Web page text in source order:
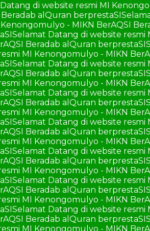
di website resmi MI
alQuran berprestaSI
- MIKN BerAQSI
Selamat Datang di website resmi
Beradab alQuran berprestaSI
MI Kenongomulyo - MIKN
Selamat Datang di website resmi
Beradab alQuran berprestaSI
MI Kenongomulyo - MIKN
Selamat Datang di website resmi
Beradab alQuran berprestaSI
MI Kenongomulyo - MIKN
Selamat Datang di website resmi
Beradab alQuran berprestaSI
MI Kenongomulyo - MIKN
Selamat Datang di website resmi
Beradab alQuran berprestaSI
MI Kenongomulyo - MIKN
Selamat Datang di website resmi
Beradab alQuran berprestaSI
MI Kenongomulyo - MIKN
Selamat Datang di website resmi
Beradab alQuran berprestaSI
MI Kenongomulyo - MIKN